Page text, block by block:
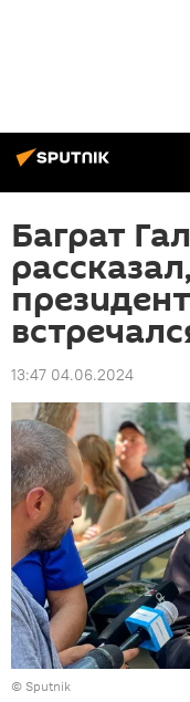
Баграт
13:47 04.06.2024
© Sputnik